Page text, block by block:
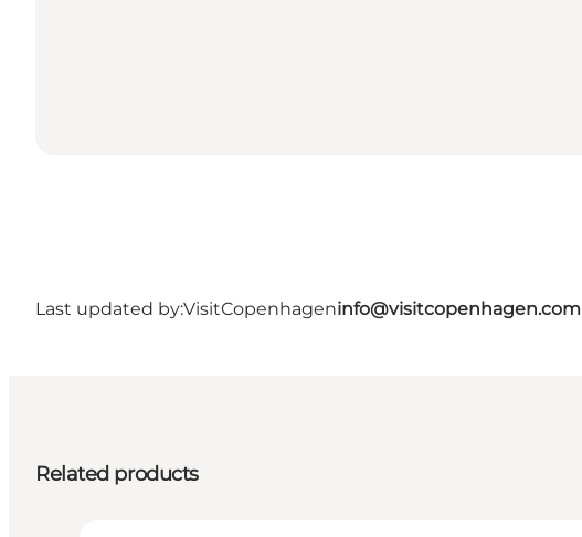
Last updated by:VisitCopenhageninfo@visitcopenhagen.com
Related products